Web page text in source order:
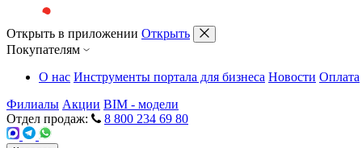
Открыть в приложении Открыть
Покупателям
О нас Инструменты портала для бизнеса Новости Оплата
Филиалы Акции BIM - модели
Отдел продаж:
8 800 234 69 80